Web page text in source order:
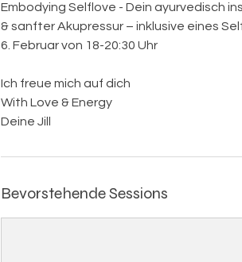
Embodying Selflove - Dein ayurvedisch
& sanfter Akupressur – inklusive eines
6. Februar von 18-20:30 Uhr
Ich freue mich auf dich
With Love & Energy
Deine Jill
Bevorstehende Sessions